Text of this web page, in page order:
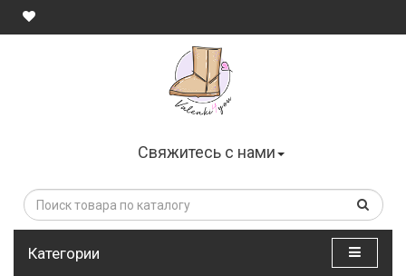
Свяжитесь с нами
Категории